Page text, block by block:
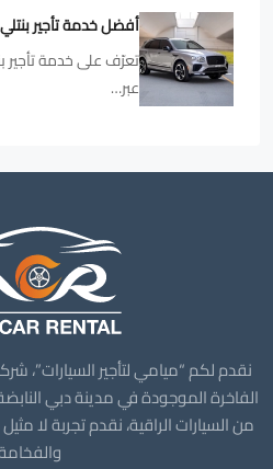
أفضل خدمة تأجير
تعرّف على خدمة تأجير
عبر…
نقدم لكم “ميامي لتأجير السيارات”،
الفاخرة الموجودة في مدينة دبي
من السيارات الراقية، نقدم تجربة لا